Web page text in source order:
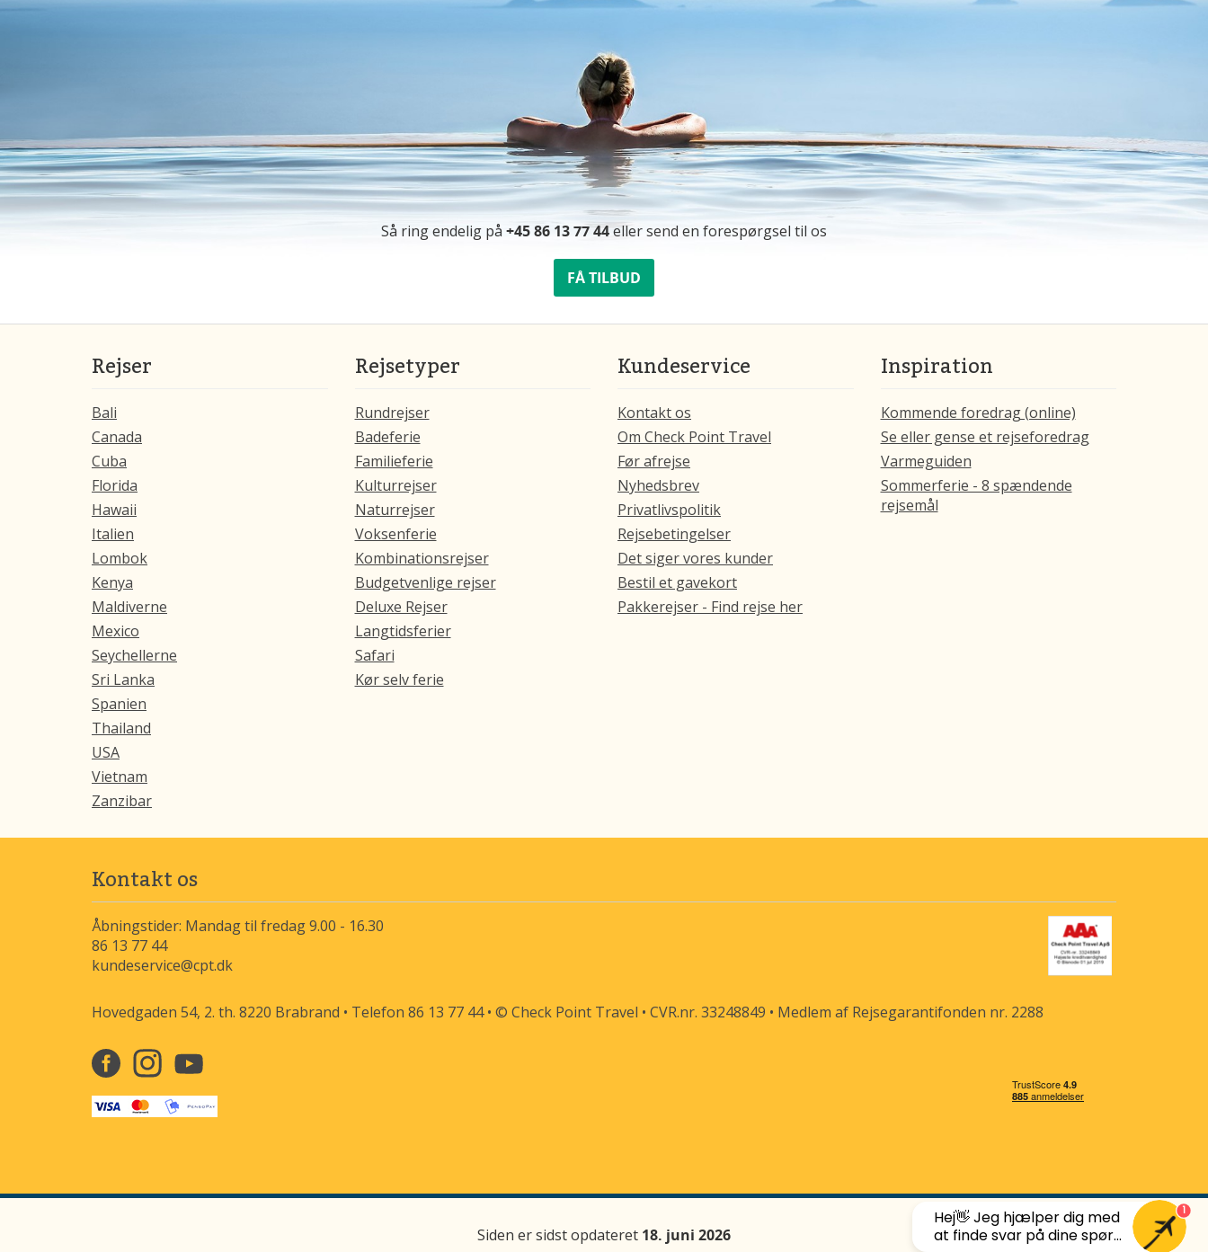
Så ring endelig på +45 86 13 77 44eller send en forespørgsel til os
FÅ TILBUD
Rejser
Bali
Canada
Cuba
Florida
Hawaii
Italien
Lombok
Kenya
Maldiverne
Mexico
Seychellerne
Sri Lanka
Spanien
Thailand
USA
Vietnam
Zanzibar
Rejsetyper
Rundrejser
Badeferie
Familieferie
Kulturrejser
Naturrejser
Voksenferie
Kombinationsrejser
Budgetvenlige rejser
Deluxe Rejser
Langtidsferier
Safari
Kør selv ferie
Kundeservice
Kontakt os
Om Check Point Travel
Før afrejse
Nyhedsbrev
Privatlivspolitik
Rejsebetingelser
Det siger vores kunder
Bestil et gavekort
Pakkerejser - Find rejse her
Inspiration
Kommende foredrag (online)
Se eller gense et rejseforedrag
Varmeguiden
Sommerferie - 8 spændende
rejsemål
Kontakt os
Åbningstider: Mandag til fredag 9.00 - 16.30
86 13 77 44
kundeservice@cpt.dk
Hovedgaden 54, 2. th. 8220 Brabrand • Telefon 86 13 77 44 • © Check Point Travel • CVR.nr. 33248849 • Medlem af Rejsegarantifonden nr. 2288
Siden er sidst opdateret 18. juni 2026
Hej👋 Jeg hjælper dig med
at finde svar på dine spør...
1